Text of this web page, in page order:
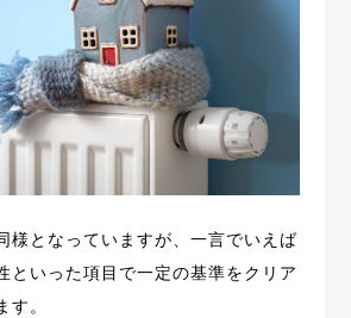
様となっていますが、一言でいえば
といった項目で一定の基準をクリア
す。